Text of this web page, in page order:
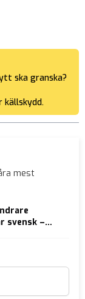
ska granska?
källskydd.
mest
svensk –